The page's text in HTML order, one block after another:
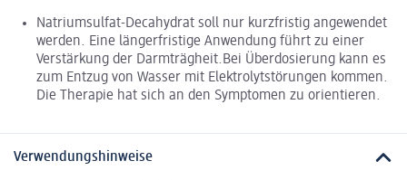
Natriumsulfat-Decahydrat soll nur kurzfristig angewendet
werden. Eine längerfristige Anwendung führt zu einer
Verstärkung der Darmträgheit.Bei Überdosierung kann es
zum Entzug von Wasser mit Elektrolytstörungen kommen.
Die Therapie hat sich an den Symptomen zu orientieren.
Verwendungshinweise